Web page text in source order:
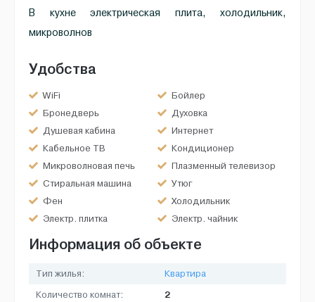
В кухне электрическая плита, холодильник,
микроволнов
Удобства
WiFi
Бойлер
Бронедверь
Духовка
Душевая кабина
Интернет
Кабельное ТВ
Кондиционер
Микроволновая печь
Плазменный телевизор
Стиральная машина
Утюг
Фен
Холодильник
Электр. плитка
Электр. чайник
Информация об объекте
Тип жилья:
Квартира
Количество комнат:
2